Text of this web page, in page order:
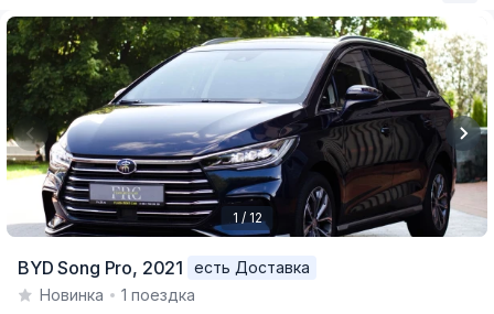
of
1 / 12
BYD Song Pro, 2021
есть Доставка
Новинка
1 поездка